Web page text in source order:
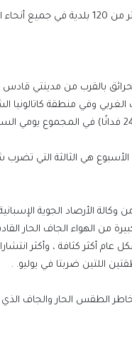
أعلنت السلطات أن أكثر من 120 بلدية
بالقرب من مدينتي قادس
وفي منطقة كاتالونيا
هي الثالثة التي تضرب
الأرصاد الجوية الإسبانية
من الهواء الجاف الحار
عام أكثر كثافة ، وأكثر
اللتين ضربتا في يوليو. .
الطقس الحار والجاف